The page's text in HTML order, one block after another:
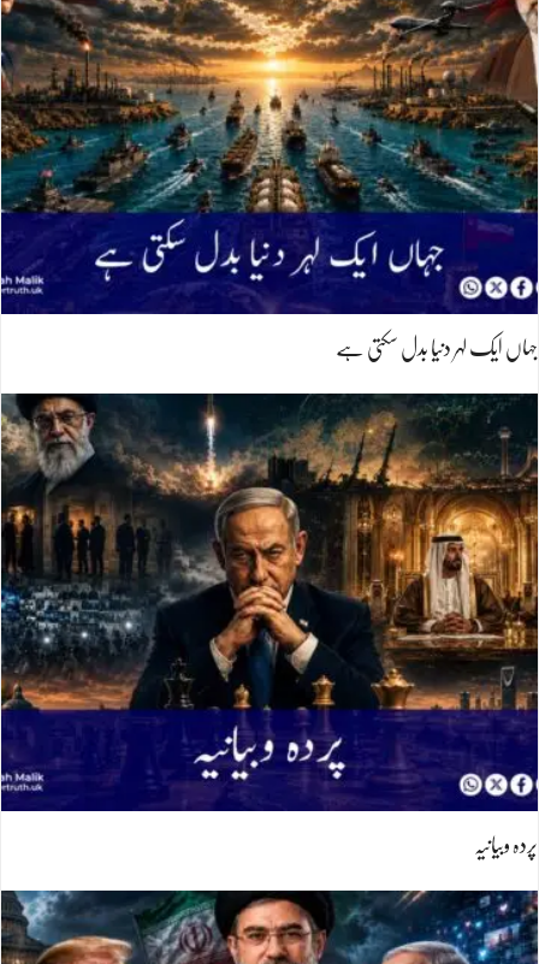
جہاں ایک لہر دنیا بدل سکتی ہے
پردہ وبیانیہ